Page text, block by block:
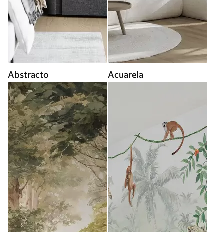
Abstracto Acuarela